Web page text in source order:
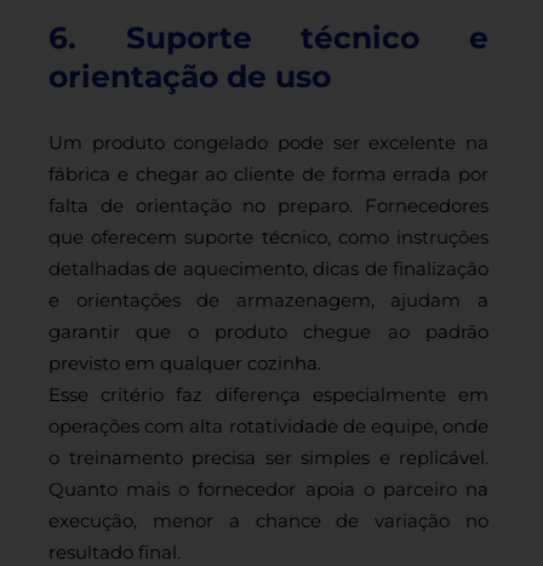
6. Suporte técnico e
orientação de uso
Um produto congelado pode ser excelente na
fábrica e chegar ao cliente de forma errada por
falta de orientação no preparo. Fornecedores
que oferecem suporte técnico, como instruções
detalhadas de aquecimento, dicas de finalização
e orientações de armazenagem, ajudam a
garantir que o produto chegue ao padrão
previsto em qualquer cozinha.
Esse critério faz diferença especialmente em
operações com alta rotatividade de equipe, onde
o treinamento precisa ser simples e replicável.
Quanto mais ofornecedor apoia o parceirona
execução, menor a chance de variação no
resultado final.